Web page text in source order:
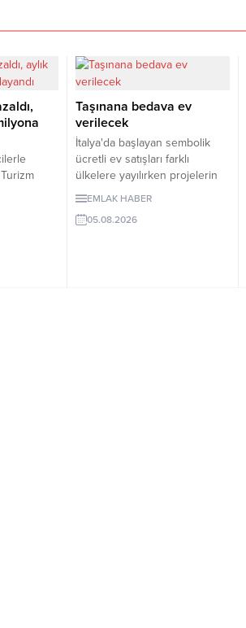
belge
Taşınana bedava ev
verilecek
İtalya'da başlayan sembolik
ücretli ev satışları farklı
ülkelere yayılırken projelerin
şartları dikkat çekiyor.
önlemeyi amaçlayan
EMLAK HABER
05.08.2026